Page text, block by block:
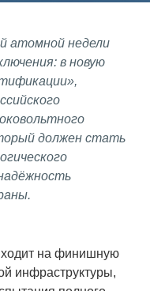
атомной недели
в новую
должен стать
на финишную
инфраструктуры,